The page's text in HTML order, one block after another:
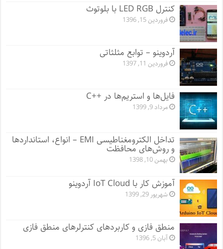
کنترل LED RGB با بلوتوث
فروردین 15, 1396
آردوینو – توابع مثلثاتی
فروردین 11, 1397
فایل‌ها و استریم‌ها در ++C
مرداد 9, 1399
تداخل الکترومغناطیسی EMI – انواع، استاندارد‌ها
و روش‌های محافظت
بهمن 10, 1398
آموزش کار با IoT Cloud آردوینو
شهریور 29, 1399
منطق فازی و کاربردهای کنترلرهای منطق فازی
آبان 5, 1396